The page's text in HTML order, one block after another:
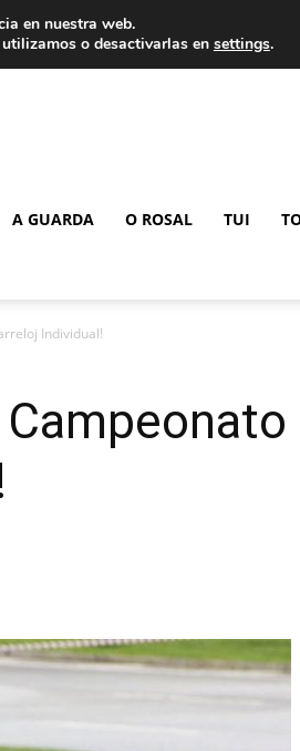
A GUARDA O ROSAL TUI
Individual!
en nuestra web.
o desactivarlas en settings.